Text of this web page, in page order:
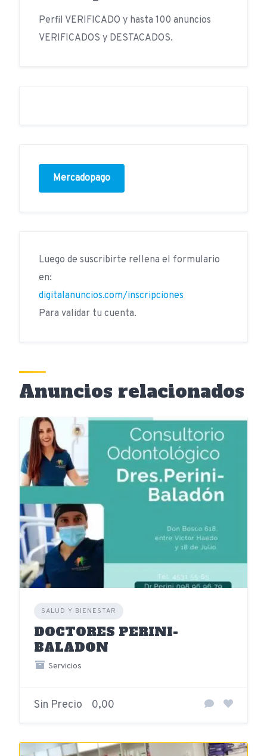
Perfil VERIFICADO y hasta 100 anuncios
VERIFICADOS y DESTACADOS.
Mercadopago
Luego de suscribirte rellena el formulario
en:
digitalanuncios.com/inscripciones
Para validar tu cuenta.
Anuncios relacionados
SALUD Y BIENESTAR
DOCTORES PERINI-
BALADON
Servicios
Sin Precio 0,00